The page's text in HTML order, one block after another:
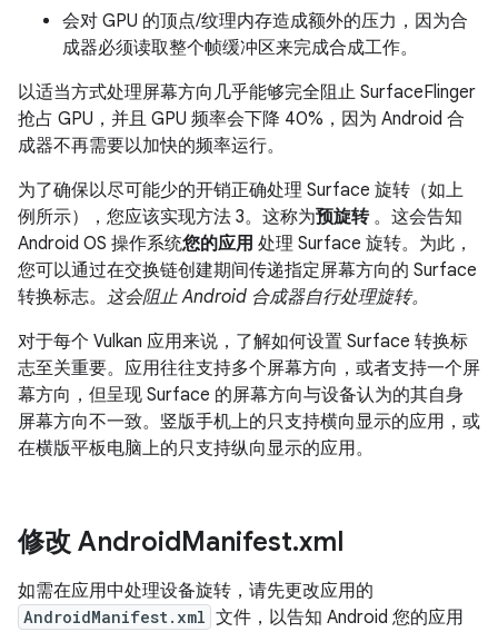
会对 GPU 的顶点/纹理内存造成额外的压力，因为合
成器必须读取整个帧缓冲区来完成合成工作。
以适当方式处理屏幕方向几乎能够完全阻止 SurfaceFlinger
抢占 GPU，并且 GPU 频率会下降 40%，因为 Android 合
成器不再需要以加快的频率运行。
为了确保以尽可能少的开销正确处理 Surface 旋转（如上
例所示），您应该实现方法 3。这称为预旋转。这会告知
Android OS 操作系统您的应用 处理 Surface 旋转。为此，
您可以通过在交换链创建期间传递指定屏幕方向的 Surface
转换标志。 这会阻止 Android 合成器自行处理旋转。
对于每个 Vulkan 应用来说，了解如何设置 Surface 转换标
志至关重要。应用往往支持多个屏幕方向，或者支持一个屏
幕方向，但呈现 Surface 的屏幕方向与设备认为的其自身
屏幕方向不一致。竖版手机上的只支持横向显示的应用，或
在横版平板电脑上的只支持纵向显示的应用。
修改 AndroidManifest.xml
如需在应用中处理设备旋转，请先更改应用的
AndroidManifest.xml 文件，以告知 Android 您的应用